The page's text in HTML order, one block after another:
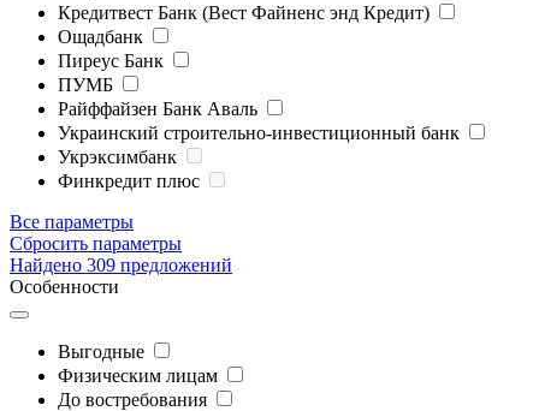
Кредитвест Банк (Вест Файненс энд Кредит)
Ощадбанк
Пиреус Банк
ПУМБ
Райффайзен Банк Аваль
Украинский строительно-инвестиционный банк
Укрэксимбанк
Финкредит плюс
Все параметры
Сбросить параметры
Найдено 309 предложений
Особенности
Выгодные
Физическим лицам
До востребования